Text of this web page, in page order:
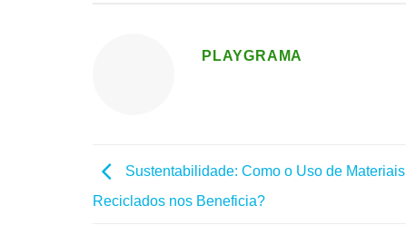
PLAYGRAMA
Sustentabilidade: Como o Uso de Materiais
Reciclados nos Beneficia?